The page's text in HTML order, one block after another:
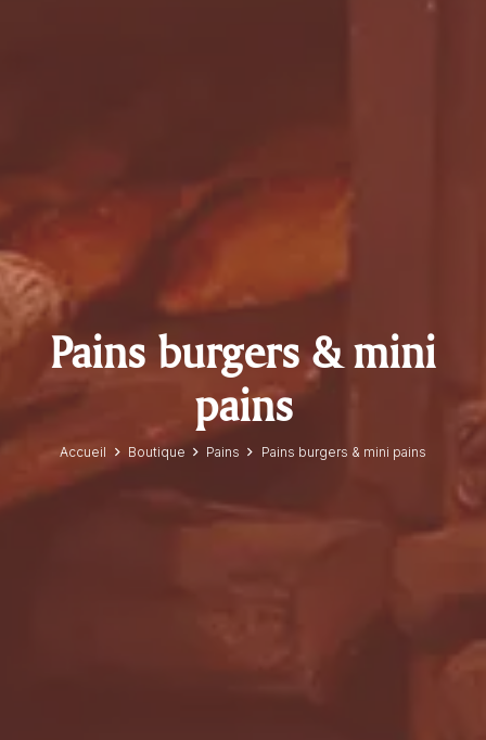
Pains burgers & mini
pains
Accueil Boutique Pains Pains burgers & mini pains